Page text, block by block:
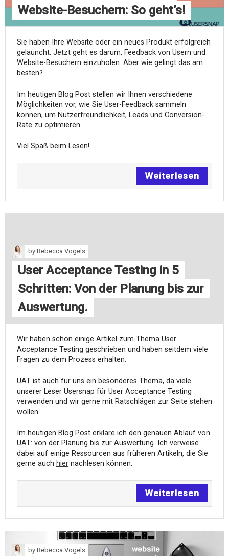
Website-Besuchern: So geht’s!
Sie haben Ihre Website oder ein neues Produkt erfolgreich
gelauncht. Jetzt geht es darum, Feedback von Usern und
Website-Besuchern einzuholen. Aber wie gelingt das am
besten?
Im heutigen Blog Post stellen wir Ihnen verschiedene
Möglichkeiten vor, wie Sie User-Feedback sammeln
können, um Nutzerfreundlichkeit, Leads und Conversion-
Rate zu optimieren.
Viel Spaß beim Lesen!
Weiterlesen
by Rebecca Vogels
User Acceptance Testing in 5
Schritten: Von der Planung bis zur
Auswertung.
Wir haben schon einige Artikel zum Thema User
Acceptance Testing geschrieben und haben seitdem viele
Fragen zu dem Prozess erhalten.
UAT ist auch für uns ein besonderes Thema, da viele
unserer Leser Usersnap für User Acceptance Testing
verwenden und wir gerne mit Ratschlägen zur Seite stehen
wollen.
Im heutigen Blog Post erkläre ich den genauen Ablauf von
UAT: von der Planung bis zur Auswertung. Ich verweise
dabei auf einige Ressourcen aus früheren Artikeln, die Sie
gerne auch hiernachlesen können.
Weiterlesen
by Rebecca Vogels